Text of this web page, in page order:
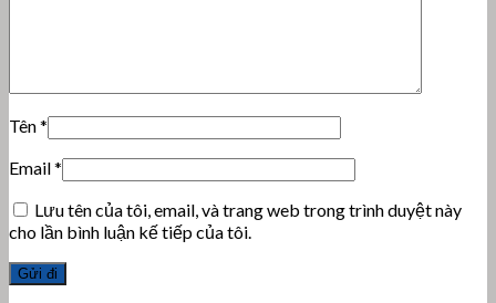
Tên*
Email*
Lưu tên của tôi, email, và trang web trong trình duyệt này
cho lần bình luận kế tiếp của tôi.